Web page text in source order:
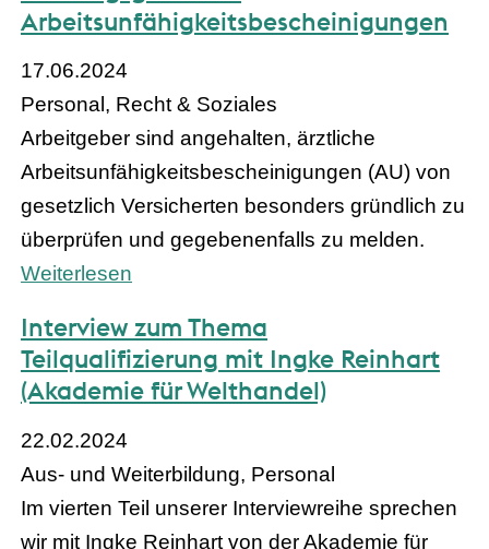
Arbeitsunfähigkeitsbescheinigungen
17.06.2024
Personal, Recht & Soziales
Arbeitgeber sind angehalten, ärztliche
Arbeitsunfähigkeitsbescheinigungen (AU) von
gesetzlich Versicherten besonders gründlich zu
überprüfen und gegebenenfalls zu melden.
Weiterlesen
Interview zum Thema
Teilqualifizierung mit Ingke Reinhart
(Akademie für Welthandel)
22.02.2024
Aus- und Weiterbildung, Personal
Im vierten Teil unserer Interviewreihe sprechen
wir mit Ingke Reinhart von der Akademie für